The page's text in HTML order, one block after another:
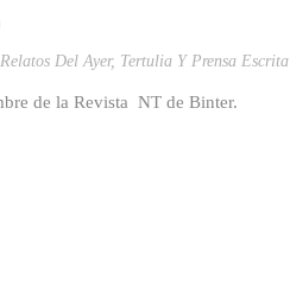
Relatos Del Ayer, Tertulia Y Prensa Escrita
de la Revista NT de Binter.